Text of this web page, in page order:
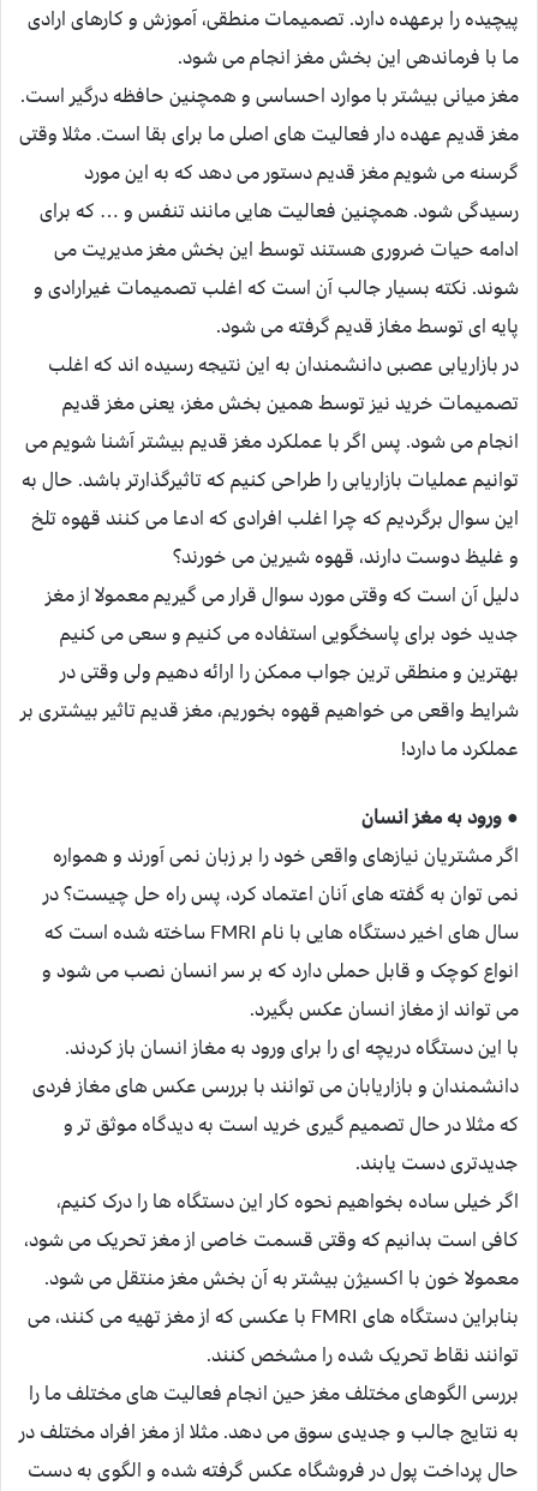
پیچیده را برعهده دارد. تصمیمات منطقی، آموزش و کارهای ارادی
ما با فرماندهی این بخش مغز انجام می شود.
مغز میانی بیشتر با موارد احساسی و همچنین حافظه درگیر است.
مغز قدیم عهده دار فعالیت های اصلی ما برای بقا است. مثلا وقتی
گرسنه می شویم مغز قدیم دستور می دهد که به این مورد
رسیدگی شود. همچنین فعالیت هایی مانند تنفس و … که برای
ادامه حیات ضروری هستند توسط این بخش مغز مدیریت می
شوند. نکته بسیار جالب آن است که اغلب تصمیمات غیرارادی و
پایه ای توسط مغاز قدیم گرفته می شود.
در بازاریابی عصبی دانشمندان به این نتیجه رسیده اند که اغلب
تصمیمات خرید نیز توسط همین بخش مغز، یعنی مغز قدیم
انجام می شود. پس اگر با عملکرد مغز قدیم بیشتر آشنا شویم می
توانیم عملیات بازاریابی را طراحی کنیم که تاثیرگذارتر باشد. حال به
این سوال برگردیم که چرا اغلب افرادی که ادعا می کنند قهوه تلخ
و غلیظ دوست دارند، قهوه شیرین می خورند؟
دلیل آن است که وقتی مورد سوال قرار می گیریم معمولا از مغز
جدید خود برای پاسخگویی استفاده می کنیم و سعی می کنیم
بهترین و منطقی ترین جواب ممکن را ارائه دهیم ولی وقتی در
شرایط واقعی می خواهیم قهوه بخوریم، مغز قدیم تاثیر بیشتری بر
عملکرد ما دارد!
● ورود به مغز انسان
اگر مشتریان نیازهای واقعی خود را بر زبان نمی آورند و همواره
نمی توان به گفته های آنان اعتماد کرد، پس راه حل چیست؟ در
سال های اخیر دستگاه هایی با نام FMRI ساخته شده است که
انواع کوچک و قابل حملی دارد که بر سر انسان نصب می شود و
می تواند از مغاز انسان عکس بگیرد.
با این دستگاه دریچه ای را برای ورود به مغاز انسان باز کردند.
دانشمندان و بازاریابان می توانند با بررسی عکس های مغاز فردی
که مثلا در حال تصمیم گیری خرید است به دیدگاه موثق تر و
جدیدتری دست یابند.
اگر خیلی ساده بخواهیم نحوه کار این دستگاه ها را درک کنیم،
کافی است بدانیم که وقتی قسمت خاصی از مغز تحریک می شود،
معمولا خون با اکسیژن بیشتر به آن بخش مغز منتقل می شود.
بنابراین دستگاه های FMRI با عکسی که از مغز تهیه می کنند، می
توانند نقاط تحریک شده را مشخص کنند.
بررسی الگوهای مختلف مغز حین انجام فعالیت های مختلف ما را
به نتایج جالب و جدیدی سوق می دهد. مثلا از مغز افراد مختلف در
حال پرداخت پول در فروشگاه عکس گرفته شده و الگوی به دست